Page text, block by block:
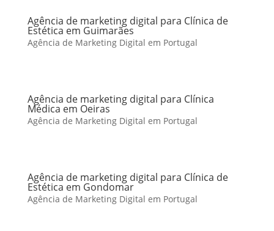
Agência de marketing digital para Clínica de
Estética em Guimarães
Agência de Marketing Digital em Portugal
Agência de marketing digital para Clínica
Médica em Oeiras
Agência de Marketing Digital em Portugal
Agência de marketing digital para Clínica de
Estética em Gondomar
Agência de Marketing Digital em Portugal